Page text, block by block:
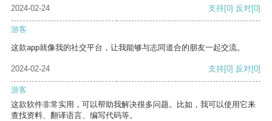
2024-02-24
支持[0] 反对[0]
游客
这款app就像我的社交平台，让我能够与志同道合的朋友一起交流。
2024-02-24 支持[0] 反对[0]
游客
这款软件非常实用，可以帮助我解决很多问题。比如，我可以使用它来
查找资料、翻译语言、编写代码等。